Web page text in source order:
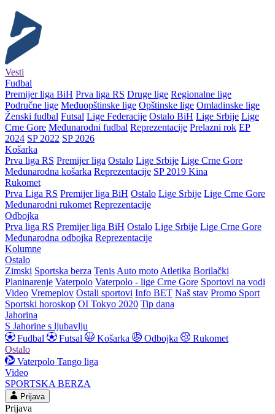
Vesti
Fudbal
Premijer liga BiH Prva liga RS Druge lige Regionalne lige
Područne lige Međuopštinske lige Opštinske lige Omladinske lige
Ženski fudbal Futsal Lige Federacije Ostalo BiH Lige Srbije Lige
Crne Gore Međunarodni fudbal Reprezentacije Prelazni rok EP
2024 SP 2022 SP 2026
Košarka
Prva liga RS Premijer liga Ostalo Lige Srbije Lige Crne Gore
Međunarodna košarka Reprezentacije SP 2019 Kina
Rukomet
Prva Liga RS Premijer liga BiH Ostalo Lige Srbije Lige Crne Gore
Međunarodni rukomet Reprezentacije
Odbojka
Prva liga RS Premijer liga BiH Ostalo Lige Srbije Lige Crne Gore
Međunarodna odbojka Reprezentacije
Kolumne
Ostalo
Zimski Sportska berza Tenis Auto moto Atletika Borilački
Planinarenje Vaterpolo Vaterpolo - lige Crne Gore Sportovi na vodi
Video Vremeplov Ostali sportovi Info BET Naš stav Promo Sport
Sportski horoskop OI Tokyo 2020 Tip dana
Jahorina
S Jahorine s ljubavlju
Fudbal
Futsal Košarka Odbojka
Rukomet
Ostalo
Vaterpolo Tango liga
Video
SPORTSKA BERZA
Prijava
Prijava